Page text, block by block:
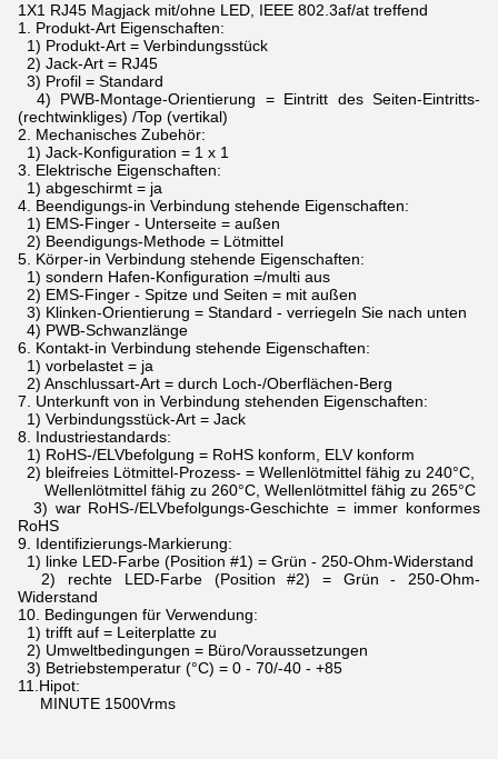
1X1 RJ45 Magjack mit/ohne LED, IEEE 802.3af/at treffend
1. Produkt-Art Eigenschaften:
1) Produkt-Art = Verbindungsstück
2) Jack-Art = RJ45
3) Profil = Standard
4) PWB-Montage-Orientierung = Eintritt des Seiten-Eintritts-
(rechtwinkliges) /Top (vertikal)
2. Mechanisches Zubehör:
1) Jack-Konfiguration = 1 x 1
3. Elektrische Eigenschaften:
1) abgeschirmt = ja
4. Beendigungs-in Verbindung stehende Eigenschaften:
1) EMS-Finger - Unterseite = außen
2) Beendigungs-Methode = Lötmittel
5. Körper-in Verbindung stehende Eigenschaften:
1) sondern Hafen-Konfiguration =/multi aus
2) EMS-Finger - Spitze und Seiten = mit außen
3) Klinken-Orientierung = Standard - verriegeln Sie nach unten
4) PWB-Schwanzlänge
6. Kontakt-in Verbindung stehende Eigenschaften:
1) vorbelastet = ja
2) Anschlussart-Art = durch Loch-/Oberflächen-Berg
7. Unterkunft von in Verbindung stehenden Eigenschaften:
1) Verbindungsstück-Art = Jack
8. Industriestandards:
1) RoHS-/ELVbefolgung = RoHS konform, ELV konform
2) bleifreies Lötmittel-Prozess- = Wellenlötmittel fähig zu 240°C,
Wellenlötmittel fähig zu 260°C, Wellenlötmittel fähig zu 265°C
3) war RoHS-/ELVbefolgungs-Geschichte = immer konformes
RoHS
9. Identifizierungs-Markierung:
1) linke LED-Farbe (Position #1) = Grün - 250-Ohm-Widerstand
2) rechte LED-Farbe (Position #2) = Grün - 250-Ohm-
Widerstand
10. Bedingungen für Verwendung:
1) trifft auf = Leiterplatte zu
2) Umweltbedingungen = Büro/Voraussetzungen
3) Betriebstemperatur (°C) = 0 - 70/-40 - +85
11.Hipot:
MINUTE 1500Vrms